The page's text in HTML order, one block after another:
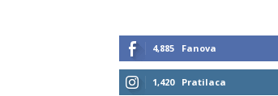
4,885 Fanova
1,420 Pratilaca